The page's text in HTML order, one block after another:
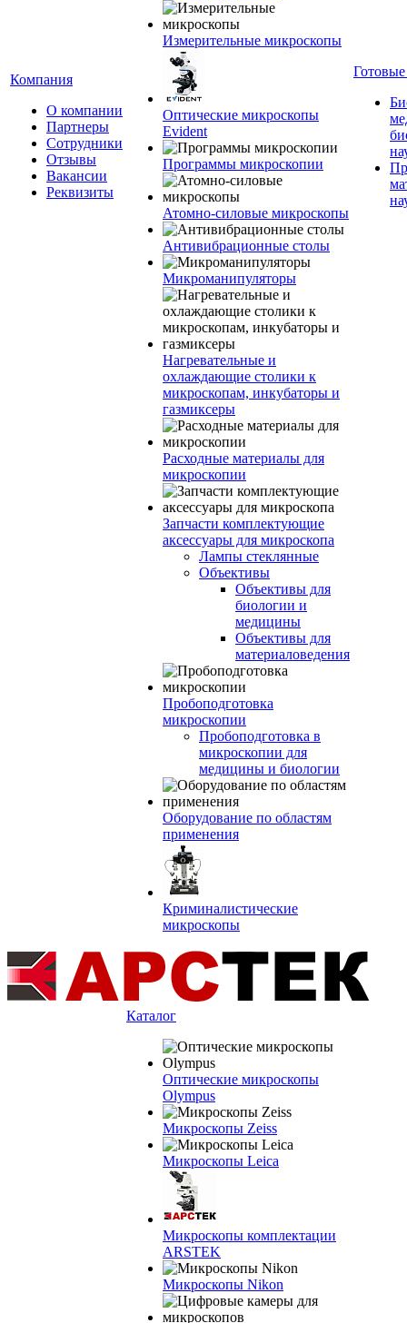
Компания
О компании
Партнеры
Сотрудники
Отзывы
Вакансии
Реквизиты
Измерительные микроскопы
Оптические микроскопы
Evident
Программы микроскопии
Атомно-силовые микроскопы
Антивибрационные столы
Микроманипуляторы
Нагревательные и
охлаждающие столики к
микроскопам, инкубаторы и
газмиксеры
Расходные материалы для
микроскопии
Запчасти комплектующие
аксессуары для микроскопа
Лампы стеклянные
Объективы
Объективы для
биологии и
медицины
Объективы для
материаловедения
Пробоподготовка
микроскопии
Пробоподготовка в
микроскопии для
медицины и биологии
Оборудование по областям
применения
Криминалистические
микроскопы
Каталог
Оптические микроскопы
Olympus
Микроскопы Zeiss
Микроскопы Leica
Микроскопы комплектации
ARSTEK
Микроскопы Nikon